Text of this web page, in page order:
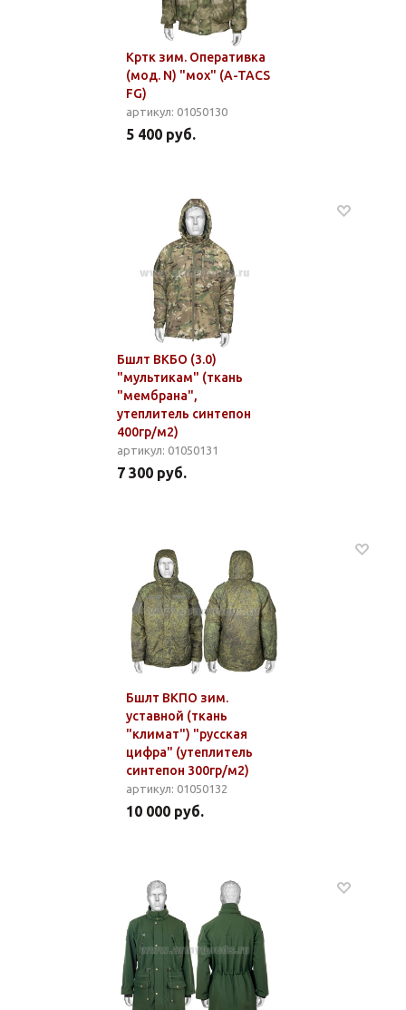
Кртк зим. Оперативка
(мод. N) "мох" (A-TACS
FG)
артикул: 01050130
5 400 руб.
Бшлт ВКБО (3.0)
"мультикам" (ткань
"мембрана",
утеплитель синтепон
400гр/м2)
артикул: 01050131
7 300 руб.
Бшлт ВКПО зим.
уставной (ткань
"климат") "русская
цифра" (утеплитель
синтепон 300гр/м2)
артикул: 01050132
10 000 руб.